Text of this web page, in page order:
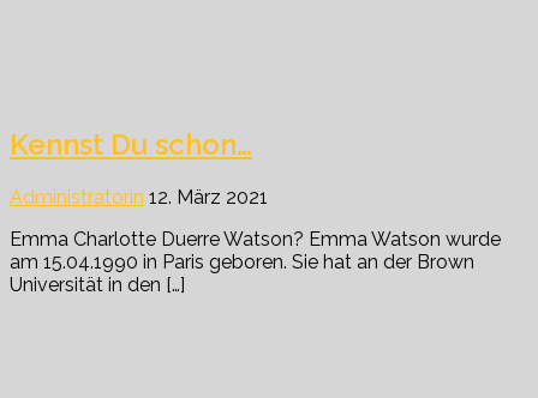
Kennst Du schon…
Administratorin 12. März 2021
Emma Charlotte Duerre Watson? Emma Watson wurde
am 15.04.1990 in Paris geboren. Sie hat an der Brown
Universität in den […]